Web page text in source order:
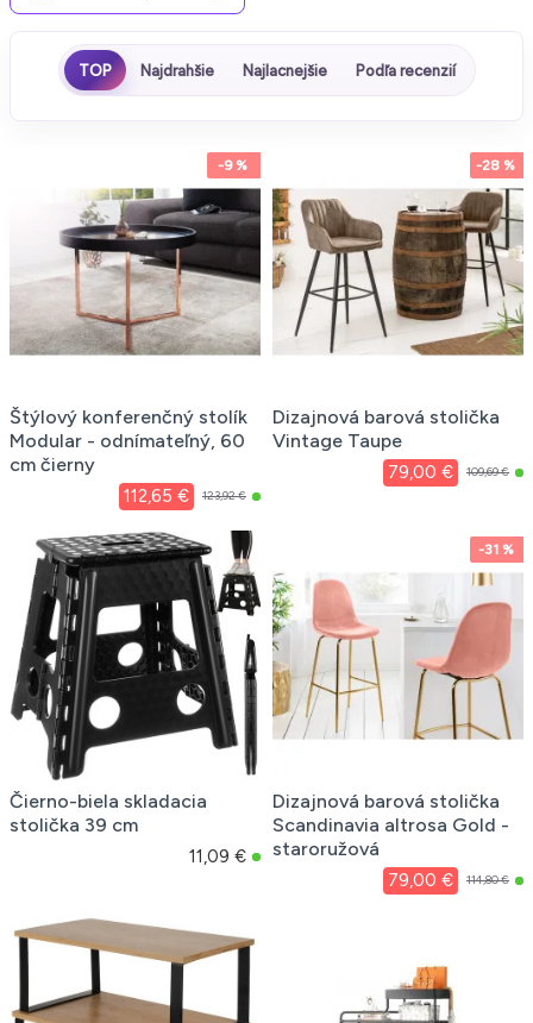
TOP Najdrahšie Najlacnejšie Podľa recenzií
-9 %
Štýlový konferenčný stolík
Modular - odnímateľný, 60
cm čierny
112,65 € 123,92 €
-28 %
Dizajnová barová stolička
Vintage Taupe
79,00 € 109,69 €
Čierno-biela skladacia
stolička 39 cm
11,09 €
-31 %
Dizajnová barová stolička
Scandinavia altrosa Gold -
staroružová
79,00 € 114,80 €